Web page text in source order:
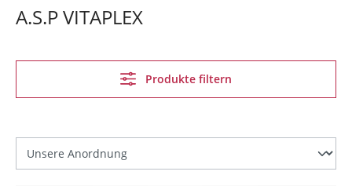
A.S.P VITAPLEX
Produkte filtern